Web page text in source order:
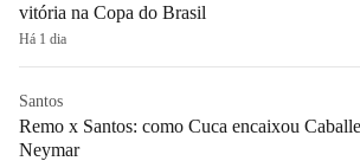
vitória na Copa do Brasil
Há 1 dia
Santos
Remo x Santos: como Cuca encaixou
Neymar